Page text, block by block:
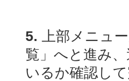
5. 上部メニュ
覧」へと進み
いるか確認し